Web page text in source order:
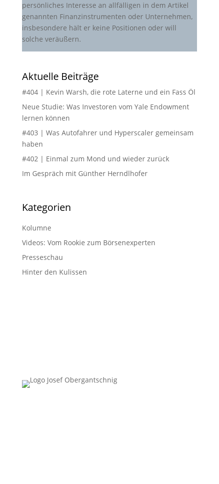
persönliches Interesse an allfälligen in dem Artikel
genannten Finanzinstrumenten oder Unternehmen,
insbesondere hält er keine Positionen oder will
solche veräußern.
Aktuelle Beiträge
#404 | Kevin Warsh, die rote Laterne und ein Fass Öl
Neue Studie: Was Investoren vom Yale Endowment
lernen können
#403 | Was Autofahrer und Hyperscaler gemeinsam
haben
#402 | Einmal zum Mond und wieder zurück
Im Gespräch mit Günther Herndlhofer
Kategorien
Kolumne
Videos: Vom Rookie zum Börsenexperten
Presseschau
Hinter den Kulissen